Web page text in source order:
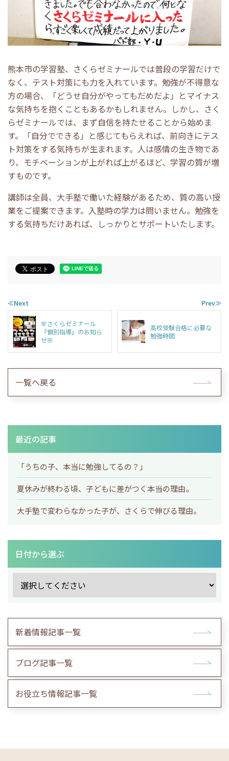
熊本市の学習塾、さくらゼミナールでは普段の学習だけで
なく、テスト対策にも力を入れています。勉強が不得意な
方の場合、「どうせ自分がやってもだめだよ」とマイナス
な気持ちを抱くこともあるかもしれません。しかし、さく
らゼミナールでは、まず自信を持たせることから始めま
す。「自分でできる」と感じてもらえれば、前向きにテス
ト対策をする気持ちが生まれます。人は感情の生き物であ
り、モチベーションが上がれば上がるほど、学習の質が増
すものです。
講師は全員、大手塾で働いた経験があるため、質の高い授
業をご提案できます。入塾時の学力は問いません。勉強を
する気持ちだけあれば、しっかりとサポートいたします。
≪Next
🌸さくらゼミナール
『個別指導』のお知ら
せ🌸
Prev≫
高校受験合格に必要な
勉強時間
一覧へ戻る
最近の記事
「うちの子、本当に勉強してるの？」
夏休みが終わる頃、子どもに差がつく本当の理由。
大手塾で変わらなかった子が、さくらで伸びる理由。
日付から選ぶ
新着情報記事一覧
ブログ記事一覧
お役立ち情報記事一覧